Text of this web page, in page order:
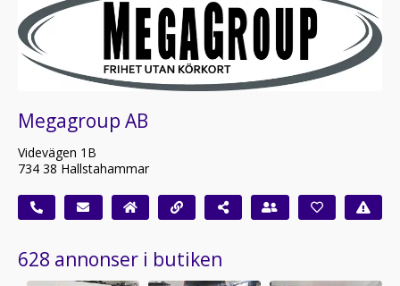
Megagroup AB
Videvägen 1B
734 38 Hallstahammar
628 annonser i butiken